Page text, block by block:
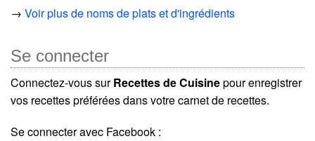
→ Voir plus de noms de plats et d'ingrédients
Se connecter
Connectez-vous surRecettes de Cuisinepour enregistrer
vos recettes préférées dans votre carnet de recettes.
Se connecter avec Facebook :